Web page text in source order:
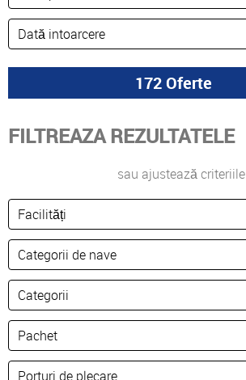
FILTREAZA REZULTATELE
sau ajustează criteriile